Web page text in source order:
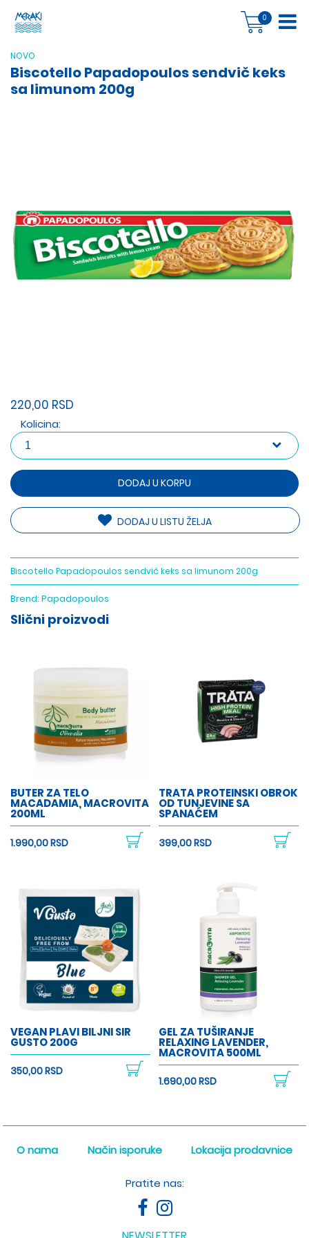
0
NOVO
Biscotello Papadopoulos sendvič keks
sa limunom 200g
220,00 RSD
Kolicina:
DODAJ U KORPU
DODAJ U LISTU ŽELJA
Biscotello Papadopoulos sendvič keks sa limunom 200g
Brend:Papadopoulos
Slični proizvodi
BUTER ZA TELO
MACADAMIA, MACROVITA
200ML
1.990,00 RSD
TRATA PROTEINSKI OBROK
OD TUNJEVINE SA
SPANAĆEM
399,00 RSD
VEGAN PLAVI BILJNI SIR
GUSTO 200G
350,00 RSD
GEL ZA TUŠIRANJE
RELAXING LAVENDER,
MACROVITA 500ML
1.690,00 RSD
O nama Način isporuke Lokacija prodavnice
Pratite nas: